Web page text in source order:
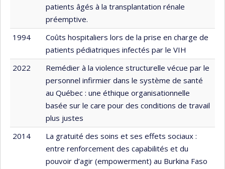
patients âgés à la transplantation rénale
préemptive.
1994
Coûts hospitaliers lors de la prise en charge de
patients pédiatriques infectés par le VIH
2022
Remédier à la violence structurelle vécue par le
personnel infirmier dans le système de santé
au Québec : une éthique organisationnelle
basée sur le care pour des conditions de travail
plus justes
2014
La gratuité des soins et ses effets sociaux :
entre renforcement des capabilités et du
pouvoir d’agir (empowerment) au Burkina Faso